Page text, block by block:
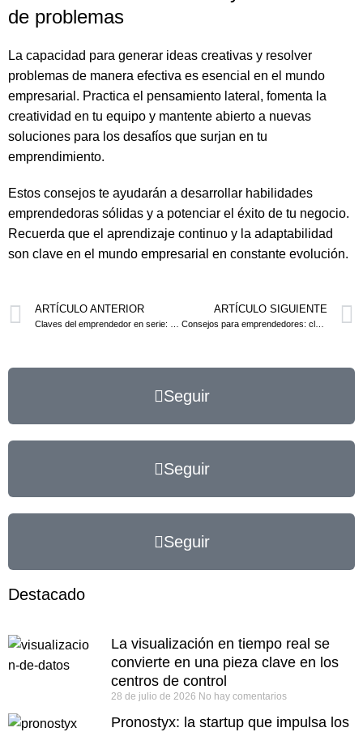
de problemas
La capacidad para generar ideas creativas y resolver
problemas de manera efectiva es esencial en el mundo
empresarial. Practica el pensamiento lateral, fomenta la
creatividad en tu equipo y mantente abierto a nuevas
soluciones para los desafíos que surjan en tu
emprendimiento.
Estos consejos te ayudarán a desarrollar habilidades
emprendedoras sólidas y a potenciar el éxito de tu negocio.
Recuerda que el aprendizaje continuo y la adaptabilidad
son clave en el mundo empresarial en constante evolución.
ARTÍCULO ANTERIOR ARTÍCULO SIGUIENTE
Consejos para emprendedores: claves para una correcta fiscalidad
Seguir
Seguir
Seguir
Destacado
La visualización en tiempo real se
convierte en una pieza clave en los
centros de control
28 de julio de 2026 No hay comentarios
Pronostyx: la startup que impulsa los